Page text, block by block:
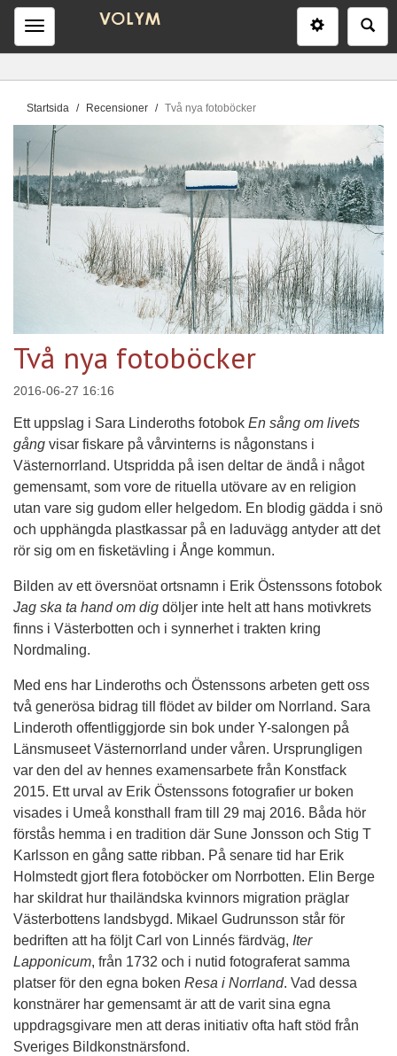
Meny
D
u
ä
r
h
ä
Startsida Recensioner Två nya fotoböcker
Två nya fotoböcker
2016-06-27 16:16
Ett uppslag i Sara Linderoths fotobok En sång om livets
gång visar fiskare på vårvinterns is någonstans i
Västernorrland. Utspridda på isen deltar de ändå i något
gemensamt, som vore de rituella utövare av en religion
utan vare sig gudom eller helgedom. En blodig gädda i snö
och upphängda plastkassar på en laduvägg antyder att det
rör sig om en fisketävling i Ånge kommun.
Bilden av ett översnöat ortsnamn i Erik Östenssons fotobok
Jag ska ta hand om dig döljer inte helt att hans motivkrets
finns i Västerbotten och i synnerhet i trakten kring
Nordmaling.
Med ens har Linderoths och Östenssons arbeten gett oss
två generösa bidrag till flödet av bilder om Norrland. Sara
Linderoth offentliggjorde sin bok under Y-salongen på
Länsmuseet Västernorrland under våren. Ursprungligen
var den del av hennes examensarbete från Konstfack
2015. Ett urval av Erik Östenssons fotografier ur boken
visades i Umeå konsthall fram till 29 maj 2016. Båda hör
förstås hemma i en tradition där Sune Jonsson och Stig T
Karlsson en gång satte ribban. På senare tid har Erik
Holmstedt gjort flera fotoböcker om Norrbotten. Elin Berge
har skildrat hur thailändska kvinnors migration präglar
Västerbottens landsbygd. Mikael Gudrunsson står för
bedriften att ha följt Carl von Linnés färdväg, Iter
Lapponicum, från 1732 och i nutid fotograferat samma
platser för den egna boken Resa i Norrland. Vad dessa
konstnärer har gemensamt är att de varit sina egna
uppdragsgivare men att deras initiativ ofta haft stöd från
Sveriges Bildkonstnärsfond.